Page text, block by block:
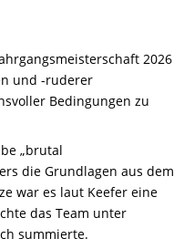
2026
und -ruderer
Bedingungen zu
„brutal
die Grundlagen aus dem
war es laut Keefer eine
das Team unter
summierte.